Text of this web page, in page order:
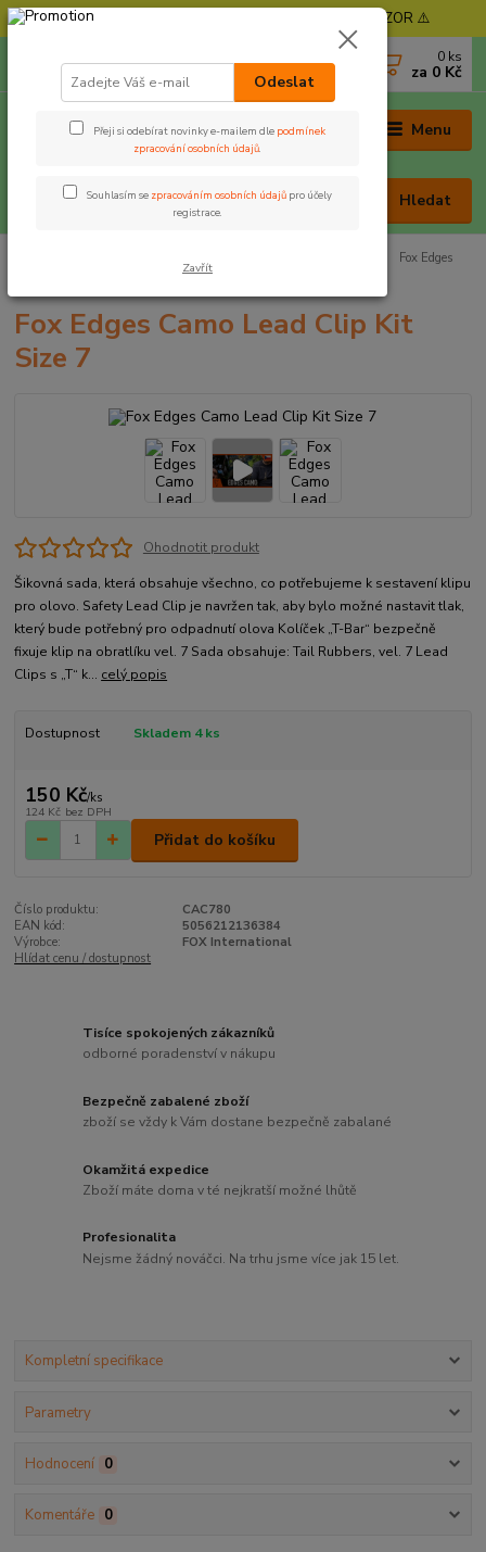
⚠️ POZOR - Objednávky expedujeme od 11. 8. - POZOR ⚠️
Menu
Hledat
0 ks
za 0 Kč
Fox Edges
Fox Edges Camo Lead Clip Kit
Size 7
Ohodnotit produkt
Šikovná sada, která obsahuje všechno, co potřebujeme k sestavení klipu
pro olovo. Safety Lead Clip je navržen tak, aby bylo možné nastavit tlak,
který bude potřebný pro odpadnutí olova Kolíček „T-Bar“ bezpečně
fixuje klip na obratlíku vel. 7 Sada obsahuje: Tail Rubbers, vel. 7 Lead
Clips s „T“ k... celý popis
Dostupnost Skladem 4 ks
150 Kč/ks
124 Kč bez DPH
Přidat do košíku
Číslo produktu:
CAC780
EAN kód:
5056212136384
Výrobce:
FOX International
Hlídat cenu / dostupnost
Tisíce spokojených zákazníků
odborné poradenství v nákupu
Bezpečně zabalené zboží
zboží se vždy k Vám dostane bezpečně zabalané
Okamžitá expedice
Zboží máte doma v té nejkratší možné lhůtě
Profesionalita
Nejsme žádný nováčci. Na trhu jsme více jak 15 let.
Kompletní specifikace
Parametry
Hodnocení 0
Komentáře 0
Odeslat
Přeji si odebírat novinky e-mailem dle podmínek
zpracování osobních údajů.
Souhlasím se zpracováním osobních údajů pro účely
registrace.
Zavřít